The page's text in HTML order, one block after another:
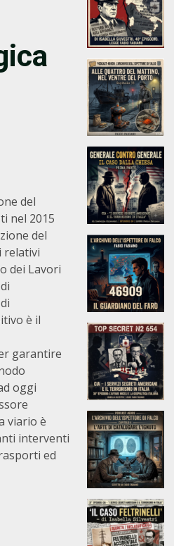
del
nel 2015
del
relativi
dei Lavori
è il
garantire
oggi
viario è
interventi
ed